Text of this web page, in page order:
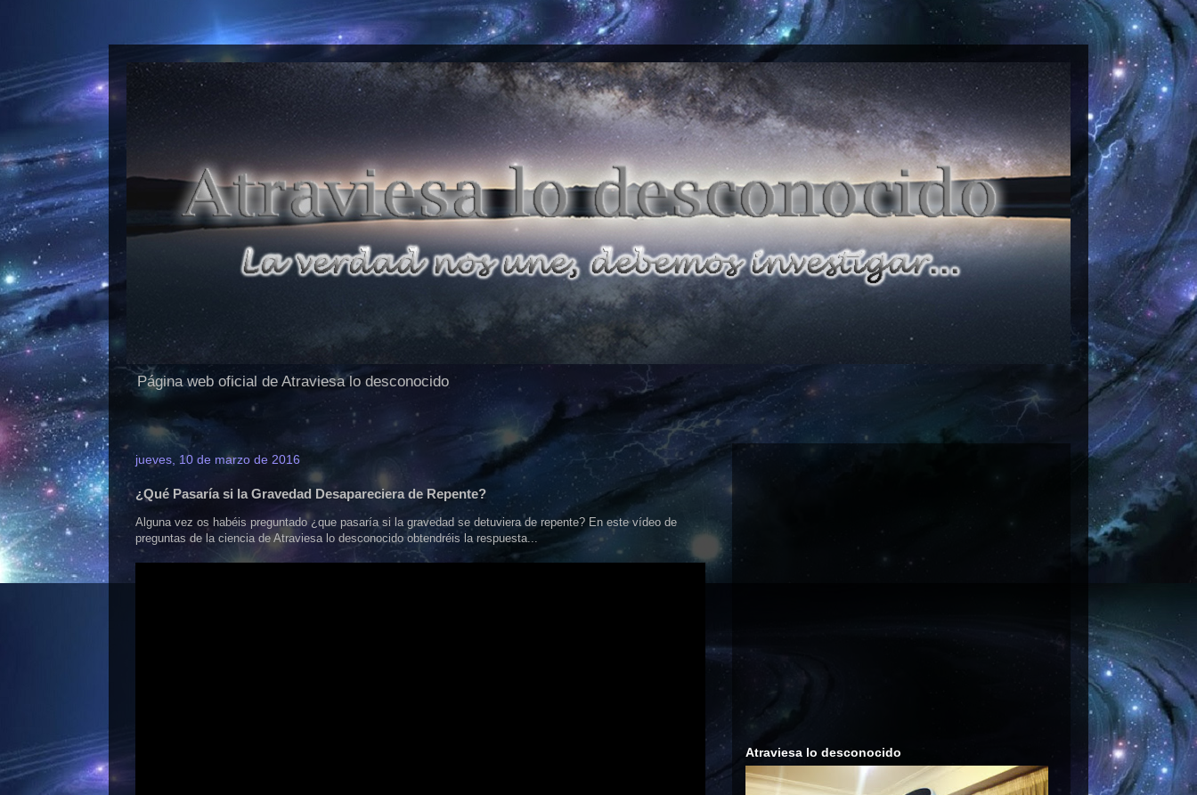
Página web oficial de Atraviesa lo desconocido
jueves, 10 de marzo de 2016
¿Qué Pasaría si la Gravedad Desapareciera de Repente?
Alguna vez os habéis preguntado ¿que pasaría si la gravedad se detuviera de repente? En este vídeo de
preguntas de la ciencia de Atraviesa lo desconocido obtendréis la respuesta...
Atraviesa lo desconocido